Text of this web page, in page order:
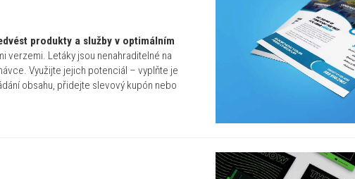
produkty a služby v optimálním
verzemi. Letáky jsou nenahraditelné na
Využijte jejich potenciál – vyplňte je
obsahu, přidejte slevový kupón nebo